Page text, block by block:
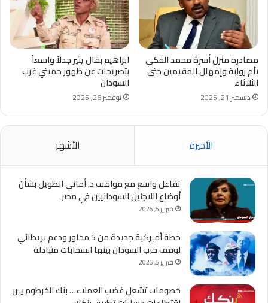
مصادرة منزل أسرة محمد الفكي
بأم روابة وإمهال المقيمين حتى
الثلاثاء
ديسمبر 21, 2025
ابراهيم بقال يثير جدلاً واسعاً
بتصريحات عن ظهور حميتي غرب
السودان
نوفمبر 26, 2025
الأخيرة الأشهر
تفاعل واسع مع مواقف د. أماني الطويل بشأن
أوضاع اللاجئين السودانيين في مصر
فبراير 5, 2026
خطة أميركية جديدة من 5 محاور ودعم بريطاني
لوقف حرب السودان بينها انسحابات متبادلة
فبراير 5, 2026
خصومات تشعل غضب العملاء… بنك الخرطوم يبرر